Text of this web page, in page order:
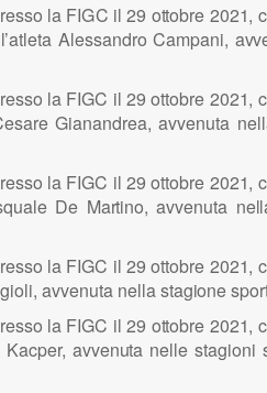
resso la FIGC il 29 ottobre 2021,
atleta AlessandroCampani, av
resso la FIGC il 29 ottobre 2021,
esare Gianandrea, avvenuta nell
resso la FIGC il 29 ottobre 2021,
quale De Martino, avvenuta nell
resso la FIGC il 29 ottobre 2021,
gioli, avvenuta nella stagione spo
resso la FIGC il 29 ottobre 2021,
Kacper, avvenuta nelle stagioni